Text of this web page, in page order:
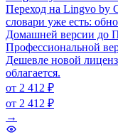
Переход на Lingvo by
словари уже есть:
Домашней версии до
Профессиональной
Дешевле новой
облагается.
от 2 412 ₽
от 2 412 ₽
→